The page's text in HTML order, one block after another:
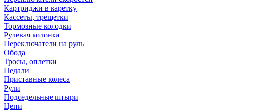
Картриджи в каретку
Кассеты, трещетки
Тормозные колодки
Рулевая колонка
Переключатели на руль
Обода
Тросы, оплетки
Педали
Приставные колеса
Рули
Подседельные штыри
Цепи